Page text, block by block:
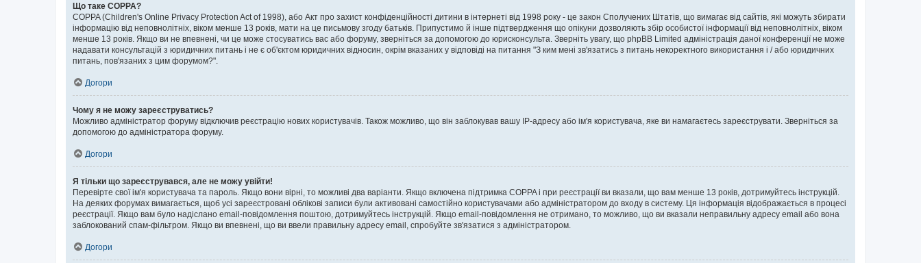
Що таке COPPA?
COPPA (Children's Online Privacy Protection Act of 1998), або Акт про захист конфіденційності дитини в інтернеті від 1998 року - це закон Сполучених Штатів, що вимагає від сайтів, які можуть збирати
інформацію від неповнолітніх, віком менше 13 років, мати на це письмову згоду батьків. Припустимо й інше підтвердження що опікуни дозволяють збір особистої інформації від неповнолітніх, віком
менше 13 років. Якщо ви не впевнені, чи це може стосуватись вас або форуму, зверніться за допомогою до юрисконсульта. Зверніть увагу, що phpBB Limited адміністрація даної конференції не може
надавати консультацій з юридичних питань і не є об'єктом юридичних відносин, окрім вказаних у відповіді на питання "З ким мені зв'язатись з питань некоректного використання і / або юридичних
питань, пов'язаних з цим форумом?".
Догори
Чому я не можу зареєструватись?
Можливо адміністратор форуму відключив реєстрацію нових користувачів. Також можливо, що він заблокував вашу IP-адресу або ім'я користувача, яке ви намагаєтесь зареєструвати. Зверніться за
допомогою до адміністратора форуму.
Догори
Я тільки що зареєструвався, але не можу увійти!
Перевірте свої ім'я користувача та пароль. Якщо вони вірні, то можливі два варіанти. Якщо включена підтримка COPPA і при реєстрації ви вказали, що вам менше 13 років, дотримуйтесь інструкцій.
На деяких форумах вимагається, щоб усі зареєстровані облікові записи були активовані самостійно користувачами або адміністратором до входу в систему. Ця інформація відображається в процесі
реєстрації. Якщо вам було надіслано email-повідомлення поштою, дотримуйтесь інструкцій. Якщо email-повідомлення не отримано, то можливо, що ви вказали неправильну адресу email або вона
заблокований спам-фільтром. Якщо ви впевнені, що ви ввели правильну адресу email, спробуйте зв'язатися з адміністратором.
Догори